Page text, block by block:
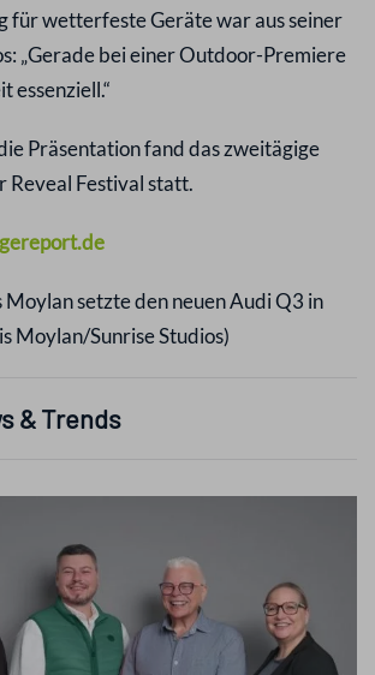
für wetterfeste Geräte war aus seiner
„Gerade bei einer Outdoor-Premiere
essenziell.“
Präsentation fand das zweitägige
Reveal Festival statt.
setzte den neuen Audi Q3 in
Moylan/Sunrise Studios)
& Trends